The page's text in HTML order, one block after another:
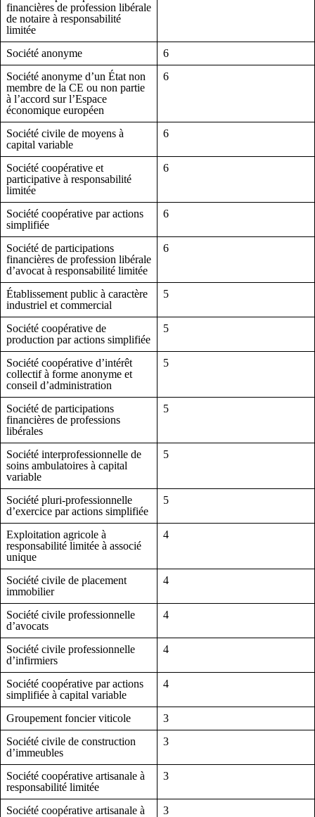
financières de profession libérale
de notaire à responsabilité
limitée
Société anonyme
6
Société anonyme d’un État non
membre de la CE ou non partie
à l’accord sur l’Espace
économique européen
6
Société civile de moyens à
capital variable
6
Société coopérative et
participative à responsabilité
limitée
6
Société coopérative par actions
simplifiée
6
Société de participations
financières de profession libérale
d’avocat à responsabilité limitée
6
Établissement public à caractère
industriel et commercial
5
Société coopérative de
production par actions simplifiée
5
Société coopérative d’intérêt
collectif à forme anonyme et
conseil d’administration
5
Société de participations
financières de professions
libérales
5
Société interprofessionnelle de
soins ambulatoires à capital
variable
5
Société pluri-professionnelle
d’exercice par actions simplifiée
5
Exploitation agricole à
responsabilité limitée à associé
unique
4
Société civile de placement
immobilier
4
Société civile professionnelle
d’avocats
4
Société civile professionnelle
d’infirmiers
4
Société coopérative par actions
simplifiée à capital variable
4
Groupement foncier viticole
3
Société civile de construction
d’immeubles
3
Société coopérative artisanale à
responsabilité limitée
3
Société coopérative artisanale à
3